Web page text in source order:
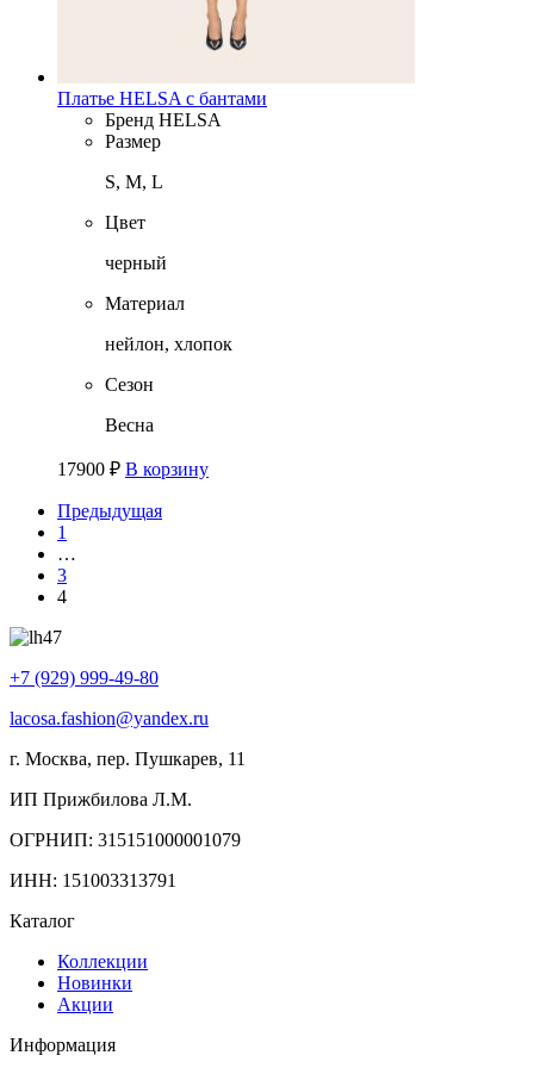
Платье HELSA с бантами
Бренд HELSA
Размер
S, M, L
Цвет
черный
Материал
нейлон, хлопок
Сезон
Весна
17900 ₽ В корзину
Предыдущая
1
…
3
4
+7 (929) 999-49-80
lacosa.fashion@yandex.ru
г. Москва, пер. Пушкарев, 11
ИП Прижбилова Л.М.
ОГРНИП: 315151000001079
ИНН: 151003313791
Каталог
Коллекции
Новинки
Акции
Информация